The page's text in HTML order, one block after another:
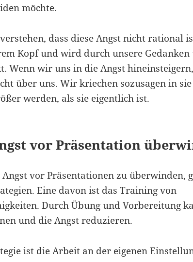
möchte.
dass diese Angst nicht rational
Kopf und wird durch unsere Gedanken
Wenn wir uns in die Angst
über uns. Wir kriechen sozusagen in
werden, als sie eigentlich ist.
vor Präsentation
vor Präsentationen zu überwinden,
Eine davon ist das Training von
Durch Übung und Vorbereitung
und die Angst reduzieren.
ist die Arbeit an der eigenen